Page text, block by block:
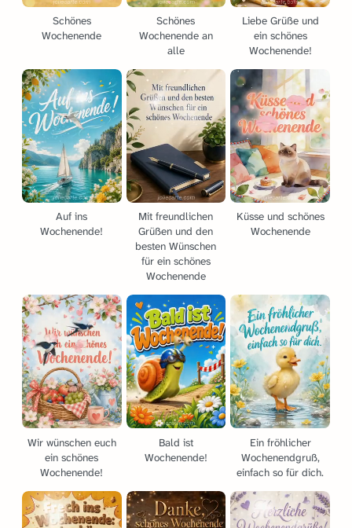
Schönes
Wochenende
Schönes
Wochenende an
alle
Liebe Grüße und
ein schönes
Wochenende!
Auf ins
Wochenende!
Mit freundlichen
Grüßen und den
besten Wünschen
für ein schönes
Wochenende
Küsse und schönes
Wochenende
Wir wünschen euch
ein schönes
Wochenende!
Bald ist
Wochenende!
Ein fröhlicher
Wochenendgruß,
einfach so für dich.